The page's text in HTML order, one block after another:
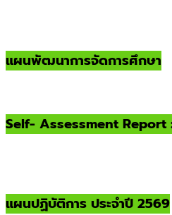
แผนพัฒนาการจัดการศึกษา
Self- Assessment Report
แผนปฏิบัติการ ประจำปี 2569